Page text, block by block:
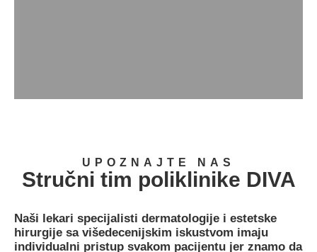
UPOZNAJTE NAS
Stručni tim poliklinike DIVA
Naši lekari specijalisti dermatologije i estetske
hirurgije sa višedecenijskim iskustvom imaju
individualni pristup svakom pacijentu jer znamo da